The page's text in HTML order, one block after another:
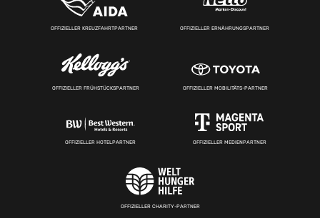
OFFIZIELLER KREUZFAHRTPARTNER OFFIZIELLER ERNÄHRUNGSPARTNER
OFFIZIELLER FRÜHSTÜCKSPARTNER OFFIZIELLER MOBILITÄTS-PARTNER
OFFIZIELLER HOTELPARTNER OFFIZIELLER MEDIENPARTNER
OFFIZIELLER CHARITY-PARTNER